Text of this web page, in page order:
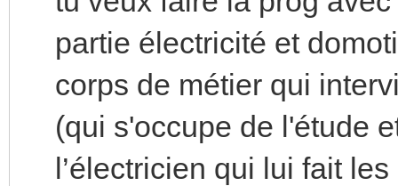
partie électricité et
corps de métier qui
(qui s'occupe de l'étude
l’électricien qui lui fait